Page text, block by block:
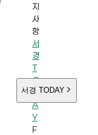
지
사
항
서
경
T
O
D
A
Y
F
서경 TODAY